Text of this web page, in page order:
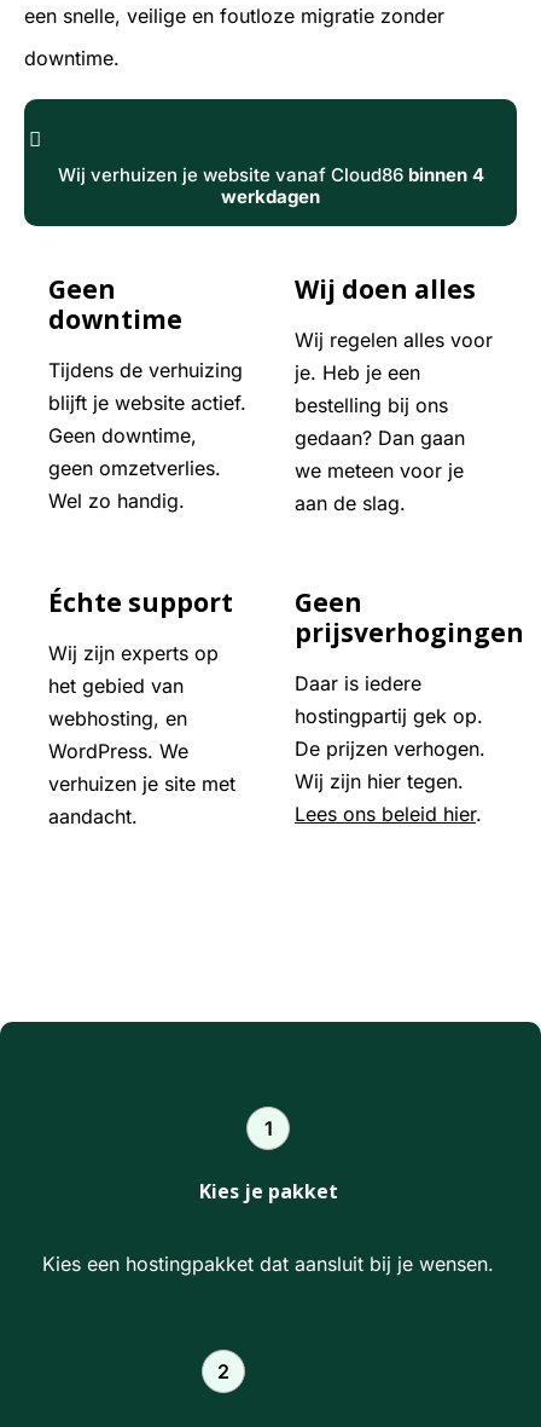
een snelle, veilige en foutloze migratie zonder
downtime.
Wij verhuizen je website vanaf Cloud86 binnen 4
werkdagen
Geen
downtime
Tijdens de verhuizing
blijft je website actief.
Geen downtime,
geen omzetverlies.
Wel zo handig.
Wij doen alles
Wij regelen alles voor
je. Heb je een
bestelling bij ons
gedaan? Dan gaan
we meteen voor je
aan de slag.
Échte support
Wij zijn experts op
het gebied van
webhosting, en
WordPress. We
verhuizen je site met
aandacht.
Geen
prijsverhogingen
Daar is iedere
hostingpartij gek op.
De prijzen verhogen.
Wij zijn hier tegen.
Lees ons beleid hier.
1
Kies je pakket
Kies een hostingpakket dat aansluit bij je wensen.
2